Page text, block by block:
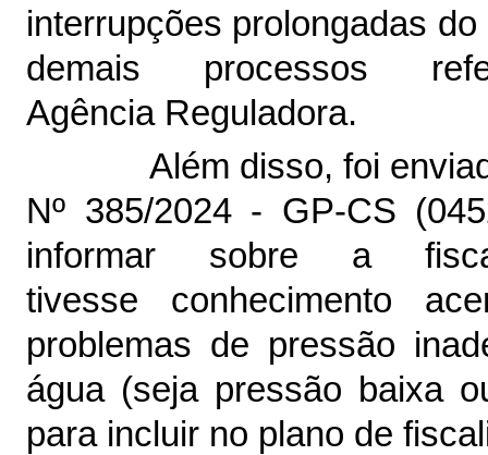
interrupções prolongadas
demais processos
Agência Reguladora.
Além disso, foi
Nº 385/2024 - GP-CS (
informar sobre a
tivesse conhecimento
problemas de pressão
água (seja pressão baixa
para incluir no plano de